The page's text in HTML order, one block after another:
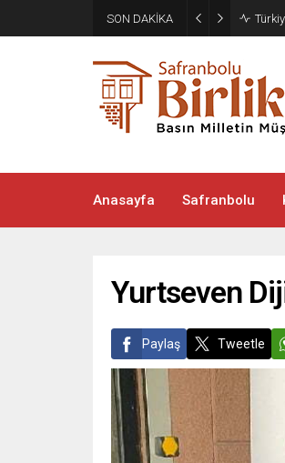
SON DAKİKA
Anasayfa Safranbolu
Yurtseven
Paylaş Tweetle